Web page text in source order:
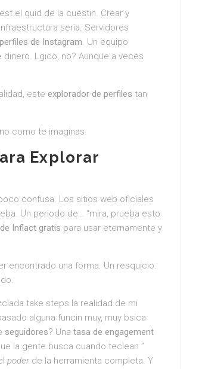
el quid de la cuestin. Crear y
seria. Servidores
perfiles de Instagram. Un equipo
Lgico, no? Aunque a veces
este explorador de perfiles tan
como te imaginas.
Explorar
confusa. Los sitios web oficiales
Un periodo de… “mira, prueba esto
Inflact gratis para usar eternamente y
encontrado una forma. Un resquicio.
take steps la realidad de mi
alguna funcin muy, muy bsica
seguidores? Una tasa de engagement
la gente busca cuando teclean ”
poder de la herramienta completa. Y